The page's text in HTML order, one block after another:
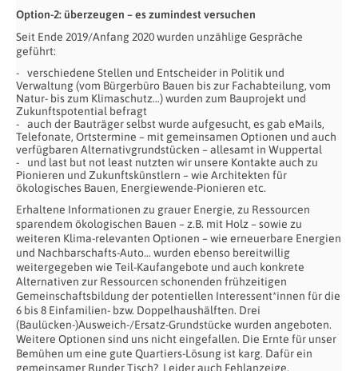
Option-2: überzeugen – es zumindest versuchen
Seit Ende 2019/Anfang 2020 wurden unzählige Gespräche
geführt:
verschiedene Stellen und Entscheider in Politik und
Verwaltung (vom Bürgerbüro Bauen bis zur Fachabteilung, vom
Natur- bis zum Klimaschutz…) wurden zum Bauprojekt und
Zukunftspotential befragt
auch der Bauträger selbst wurde aufgesucht, es gab eMails,
Telefonate, Ortstermine – mit gemeinsamen Optionen und auch
verfügbaren Alternativgrundstücken – allesamt in Wuppertal
und last but not least nutzten wir unsere Kontakte auch zu
Pionieren und Zukunftskünstlern – wie Architekten für
ökologisches Bauen, Energiewende-Pionieren etc.
Erhaltene Informationen zu grauer Energie, zu Ressourcen
sparendem ökologischen Bauen – z.B. mit Holz – sowie zu
weiteren Klima-relevanten Optionen – wie erneuerbare Energien
und Nachbarschafts-Auto… wurden ebenso bereitwillig
weitergegeben wie Teil-Kaufangebote und auch konkrete
Alternativen zur Ressourcen schonenden frühzeitigen
Gemeinschaftsbildung der potentiellen Interessent*innen für die
6 bis 8 Einfamilien- bzw. Doppelhaushälften. Drei
(Baulücken-)Ausweich-/Ersatz-Grundstücke wurden angeboten.
Weitere Optionen sind uns nicht eingefallen. Die Ernte für unser
Bemühen um eine gute Quartiers-Lösung ist karg. Dafür ein
gemeinsamer Runder Tisch? Leider auch Fehlanzeige.